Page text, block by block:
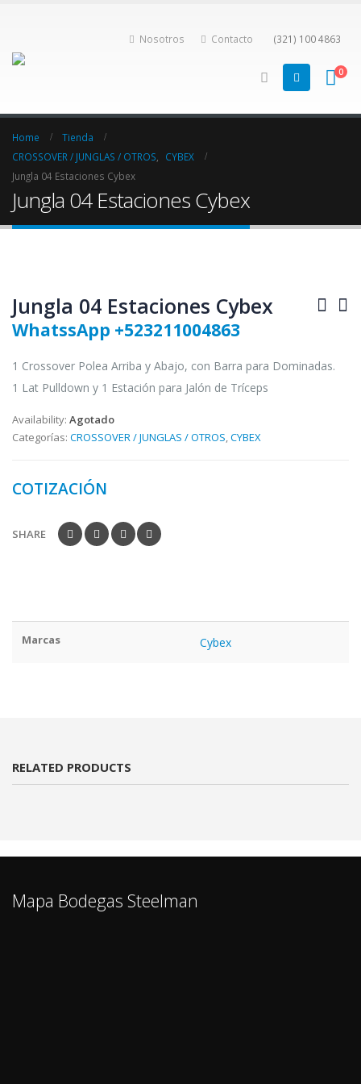
Nosotros Contacto (321) 100 4863
0
Home
Tienda
CROSSOVER / JUNGLAS / OTROS
CYBEX
Jungla 04 Estaciones Cybex
Jungla 04 Estaciones Cybex
Jungla 04 Estaciones Cybex
WhatssApp +523211004863
1 Crossover Polea Arriba y Abajo, con Barra para Dominadas.
1 Lat Pulldown y 1 Estación para Jalón de Tríceps
Availability: Agotado
Categorías: CROSSOVER / JUNGLAS / OTROS,CYBEX
COTIZACIÓN
SHARE
Marcas Cybex
RELATED PRODUCTS
Mapa Bodegas Steelman